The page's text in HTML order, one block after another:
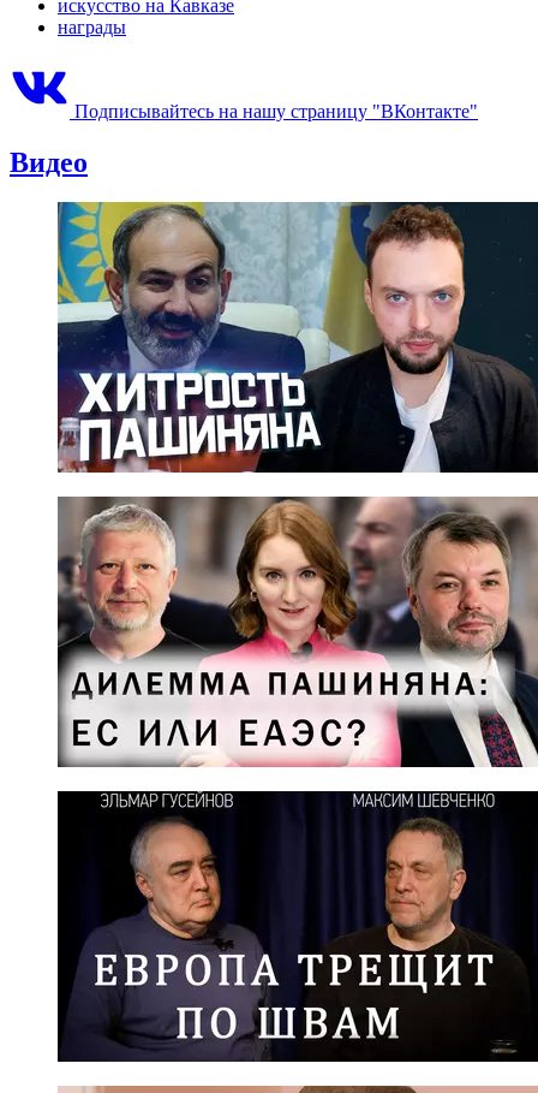
искусство на Кавказе
награды
Подписывайтесь на нашу страницу "ВКонтакте"
Видео